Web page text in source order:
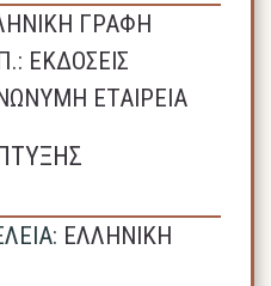
ΓΡΑΦΗ
ΕΚΔΟΣΕΙΣ
ΕΤΑΙΡΕΙΑ
ΕΛΛΗΝΙΚΗ